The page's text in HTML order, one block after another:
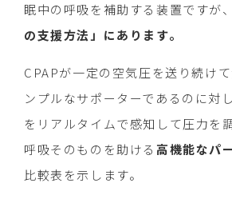
眠中の呼吸を補助する装置ですが、
の支援方法」にあります。
CPAPが一定の空気圧を送り続け
ンプルなサポーターであるのに対
をリアルタイムで感知して圧力を
呼吸そのものを助ける 高機能なパ
比較表を示します。